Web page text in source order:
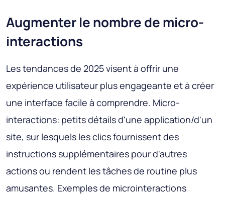
Augmenter le nombre de micro-
interactions
Les tendances de 2025 visent à offrir une
expérience utilisateur plus engageante et à créer
une interface facile à comprendre. Micro-
interactions: petits détails d'une application/d'un
site, sur lesquels les clics fournissent des
instructions supplémentaires pour d'autres
actions ou rendent les tâches de routine plus
amusantes. Exemples de microinteractions